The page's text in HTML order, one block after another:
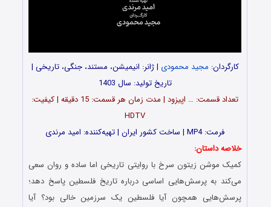
کارگردان: مجید محمودی | ژانر: انیمیشن، مستند، جنگی، تاریخی |
تاریخ تولید: سال 1403
تعداد قسمت‌: … اپیزود | مدت زمان هر قسمت: 15 دقیقه | کیفیت:
HDTV
فرمت: MP4 | ساخت کشور ایران | تهیه‌کننده: امید مرندی
خلاصه داستان:
کمیک موشن زیتون سرخ با روایتی تاریخی اما ساده و روان سعی
می‌کند به پرسش‌هایی اساسی درباره تاریخ فلسطین پاسخ دهد؛
پرسش‌هایی همچون آیا فلسطین یک سرزمین خالی بود؟ آیا